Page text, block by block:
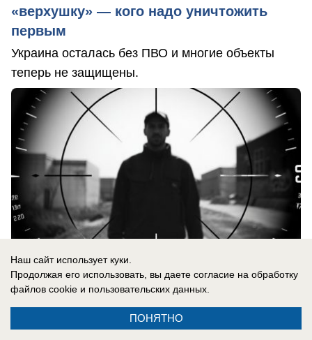
«верхушку» — кого надо уничтожить
первым
Украина осталась без ПВО и многие объекты
теперь не защищены.
Наш сайт использует куки.
Продолжая его использовать, вы даете согласие на обработку
файлов cookie и пользовательских данных.
ПОНЯТНО